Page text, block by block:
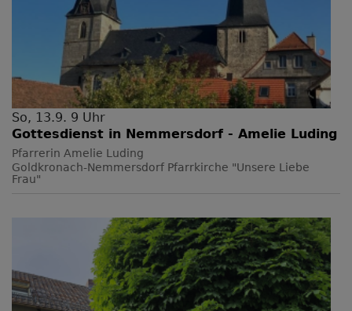
So, 13.9. 9 Uhr
Gottesdienst in Nemmersdorf - Amelie Luding
Pfarrerin Amelie Luding
Goldkronach-Nemmersdorf Pfarrkirche "Unsere Liebe
Frau"